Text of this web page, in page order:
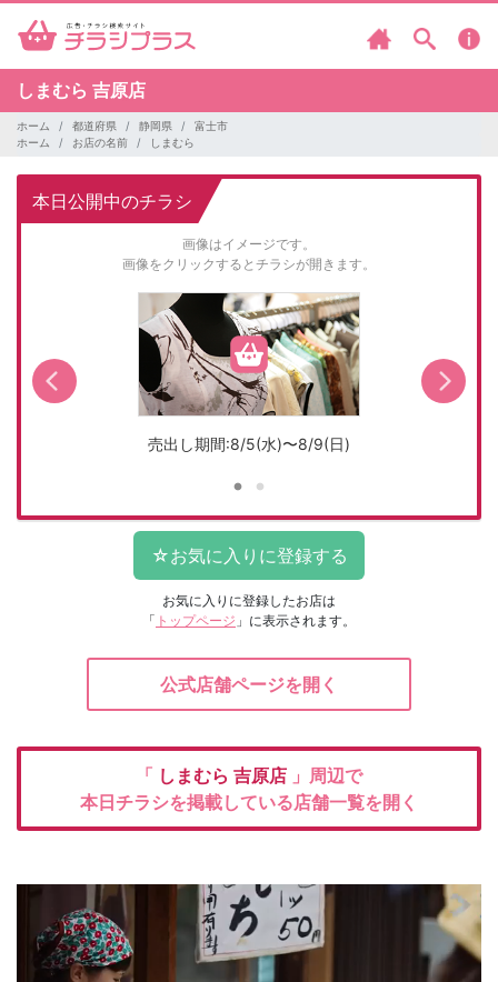
しまむら 吉原店
ホーム 都道府県 静岡県
富士市
ホーム
お店の名前 しまむら
本日公開中のチラシ
画像はイメージです。
画像をクリックするとチラシが開きます。
売出し期間:8/5(水)〜8/9(日)
お気に入りに登録したお店は
「 トップページ 」に表示されます。
公式店舗ページを開く
「 しまむら 吉原店 」周辺で
本日チラシを掲載している店舗一覧を開く